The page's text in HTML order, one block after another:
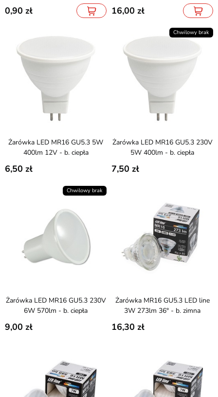
0,90 16,00
Żarówka LED MR16 GU5.3 5W
400lm 12V - b. ciepła
6,50
Chwilowy brak
Żarówka LED MR16 GU5.3 230V
5W 400lm - b. ciepła
7,50
Chwilowy brak
Żarówka LED MR16 GU5.3 230V
6W 570lm - b. ciepła
9,00
Żarówka MR16 GU5.3 LED line
3W 273lm 36° - b. zimna
16,30